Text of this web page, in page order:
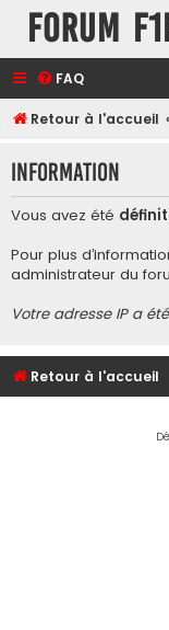
Forum
FAQ
Retour à l'accueil
Information
Vous avez été
Pour plus
administrateur du
Votre adresse IP a
Retour à l'accueil